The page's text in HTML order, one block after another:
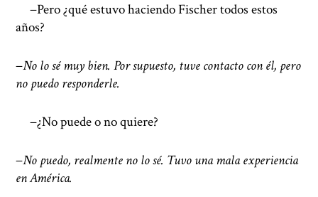
−Pero ¿qué estuvo haciendo Fischer todos estos
años?
−No lo sé muy bien. Por supuesto, tuve contacto con él, pero
no puedo responderle.
−¿No puede o no quiere?
−No puedo, realmente no lo sé. Tuvo una mala experiencia
en América.